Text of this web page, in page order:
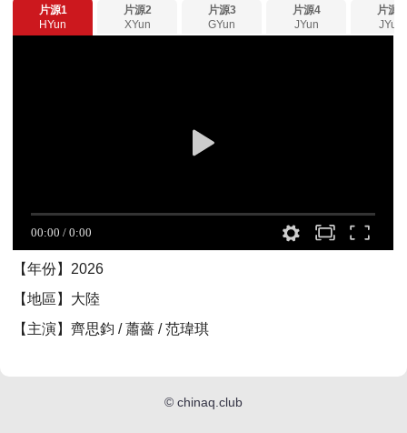
片源1
HYun
片源2
XYun
片源3
GYun
片源4
JYun
片源5
JYun
【年份】2026
【地區】大陸
【主演】齊思鈞 / 蕭薔 / 范瑋琪
© chinaq.club